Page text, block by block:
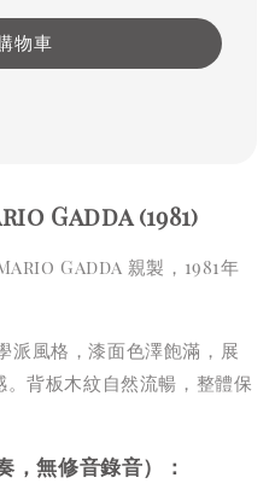
物車
Gadda (1981)
Gadda 親製，1981年
風格，漆面色澤飽滿，展
背板木紋自然流暢，整體保
，無修音錄音）：